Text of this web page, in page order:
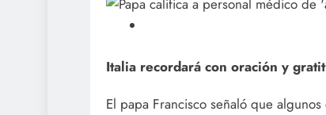
Italia recordará con oración y
El papa Francisco señaló que